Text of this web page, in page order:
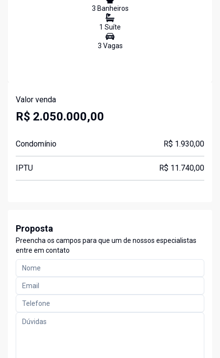
3 Banheiros
1 Suíte
3 Vagas
Valor venda
R$ 2.050.000,00
Condomínio R$ 1.930,00
IPTU R$ 11.740,00
Proposta
Preencha os campos para que um de nossos especialistas
entre em contato